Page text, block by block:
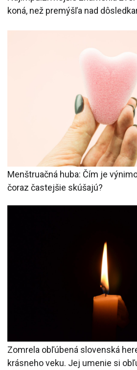
koná, než premýšľa nad
Menštruačná huba: Čím je
čoraz častejšie skúšajú?
Zomrela obľúbená slovenská
krásneho veku. Jej umenie si